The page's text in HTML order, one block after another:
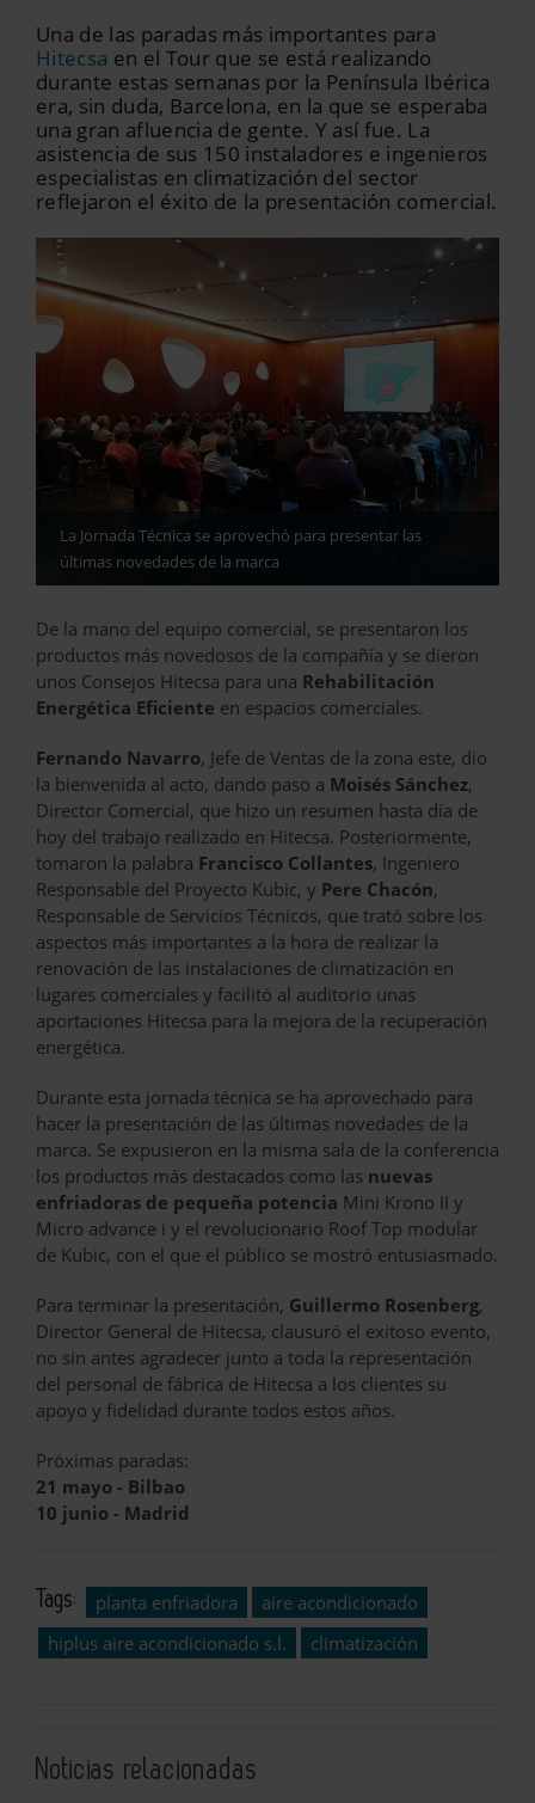
Una de las paradas más importantes para
Hitecsa en el Tour que se está realizando
durante estas semanas por la Península Ibérica
era, sin duda, Barcelona, en la que se esperaba
una gran afluencia de gente. Y así fue. La
asistencia de sus 150 instaladores e ingenieros
especialistas en climatización del sector
reflejaron el éxito de la presentación comercial.
La Jornada Técnica se aprovechó para presentar las
últimas novedades de la marca
De la mano del equipo comercial, se presentaron los
productos más novedosos de la compañía y se dieron
unos Consejos Hitecsa para una Rehabilitación
Energética Eficiente en espacios comerciales.
Fernando Navarro, Jefe de Ventas de la zona este, dio
la bienvenida al acto, dando paso a Moisés Sánchez,
Director Comercial, que hizo un resumen hasta día de
hoy del trabajo realizado en Hitecsa. Posteriormente,
tomaron la palabra Francisco Collantes, Ingeniero
Responsable del Proyecto Kubic, y Pere Chacón,
Responsable de Servicios Técnicos, que trató sobre los
aspectos más importantes a la hora de realizar la
renovación de las instalaciones de climatización en
lugares comerciales y facilitó al auditorio unas
aportaciones Hitecsa para la mejora de la recuperación
energética.
Durante esta jornada técnica se ha aprovechado para
hacer la presentación de las últimas novedades de la
marca. Se expusieron en la misma sala de la conferencia
los productos más destacados como las nuevas
enfriadoras de pequeña potencia Mini Krono II y
Micro advance i y el revolucionario Roof Top modular
de Kubic, con el que el público se mostró entusiasmado.
Para terminar la presentación, Guillermo Rosenberg,
Director General de Hitecsa, clausuró el exitoso evento,
no sin antes agradecer junto a toda la representación
del personal de fábrica de Hitecsa a los clientes su
apoyo y fidelidad durante todos estos años.
Próximas paradas:
21 mayo - Bilbao
10 junio - Madrid
Tags: planta enfriadora
aire acondicionado
hiplus aire acondicionado s.l.
climatización
Noticias relacionadas